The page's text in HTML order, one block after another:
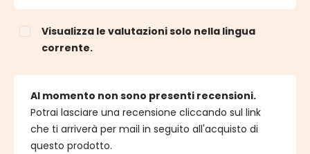
Visualizza le valutazioni solo nella lingua
corrente.
Al momento non sono presenti recensioni.
Potrai lasciare una recensione cliccando sul link
che ti arriverà per mail in seguito all'acquisto di
questo prodotto.